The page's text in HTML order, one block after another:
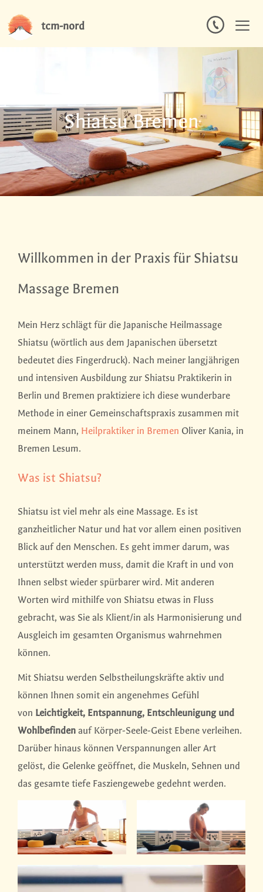
Inhalt
tcm-nord
Shiatsu Bremen
Willkommen in der Praxis für Shiatsu
Massage Bremen
Mein Herz schlägt für die Japanische Heilmassage
Shiatsu (wörtlich aus dem Japanischen übersetzt
bedeutet dies Fingerdruck). Nach meiner langjährigen
und intensiven Ausbildung zur Shiatsu Praktikerin in
Berlin und Bremen praktiziere ich diese wunderbare
Methode in einer Gemeinschaftspraxis zusammen mit
meinem Mann, Heilpraktiker in Bremen Oliver Kania, in
Bremen Lesum.
Was ist Shiatsu?
Shiatsu ist viel mehr als eine Massage. Es ist
ganzheitlicher Natur und hat vor allem einen positiven
Blick auf den Menschen. Es geht immer darum, was
unterstützt werden muss, damit die Kraft in und von
Ihnen selbst wieder spürbarer wird. Mit anderen
Worten wird mithilfe von Shiatsu etwas in Fluss
gebracht, was Sie als Klient/in als Harmonisierung und
Ausgleich im gesamten Organismus wahrnehmen
können.
Mit Shiatsu werden Selbstheilungskräfte aktiv und
können Ihnen somit ein angenehmes Gefühl
von Leichtigkeit, Entspannung, Entschleunigung und
Wohlbefinden auf Körper-Seele-Geist Ebene verleihen.
Darüber hinaus können Verspannungen aller Art
gelöst, die Gelenke geöffnet, die Muskeln, Sehnen und
das gesamte tiefe Fasziengewebe gedehnt werden.